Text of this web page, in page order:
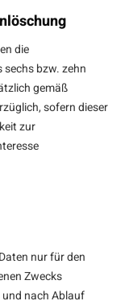
die
bzw. zehn
gemäß
sofern dieser
zur
nur für den
Zwecks
nach Ablauf